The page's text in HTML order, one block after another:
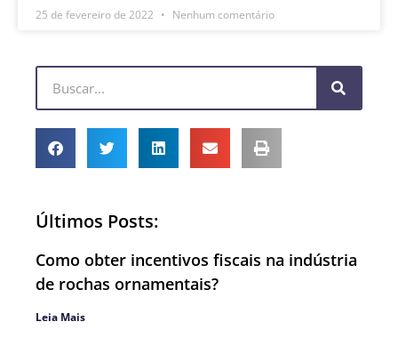
25 de fevereiro de 2022 Nenhum comentário
Últimos Posts:
Como obter incentivos fiscais na indústria
de rochas ornamentais?
Leia Mais